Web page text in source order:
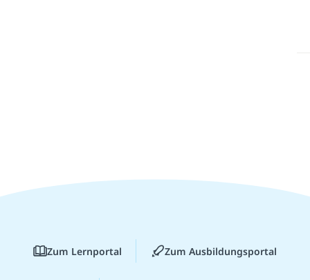
Zum Lernportal Zum Ausbildungsportal